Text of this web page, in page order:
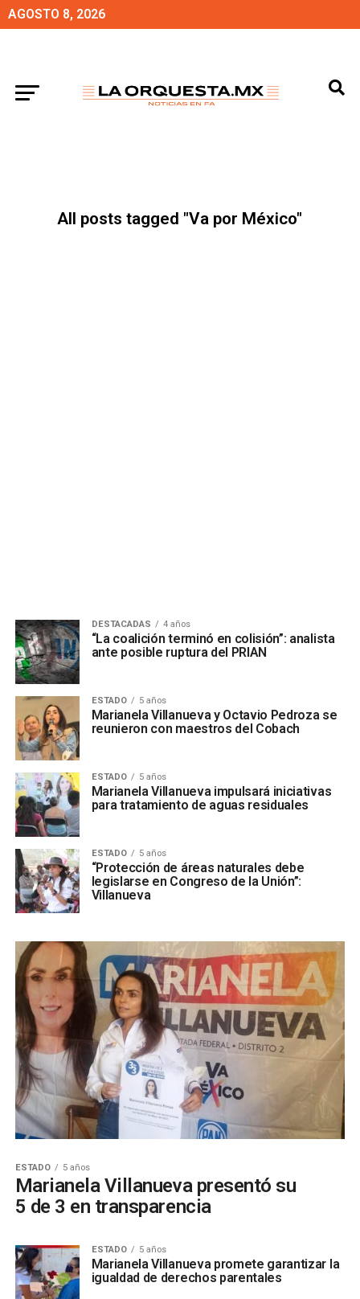
AGOSTO 8, 2026
All posts tagged "Va por México"
DESTACADAS 4 años
“La coalición terminó en colisión”: analista
ante posible ruptura del PRIAN
ESTADO 5 años
Marianela Villanueva y Octavio Pedroza se
reunieron con maestros del Cobach
ESTADO 5 años
Marianela Villanueva impulsará iniciativas
para tratamiento de aguas residuales
ESTADO 5 años
“Protección de áreas naturales debe
legislarse en Congreso de la Unión”:
Villanueva
ESTADO 5 años
Marianela Villanueva presentó su
5 de 3 en transparencia
ESTADO 5 años
Marianela Villanueva promete garantizar la
igualdad de derechos parentales